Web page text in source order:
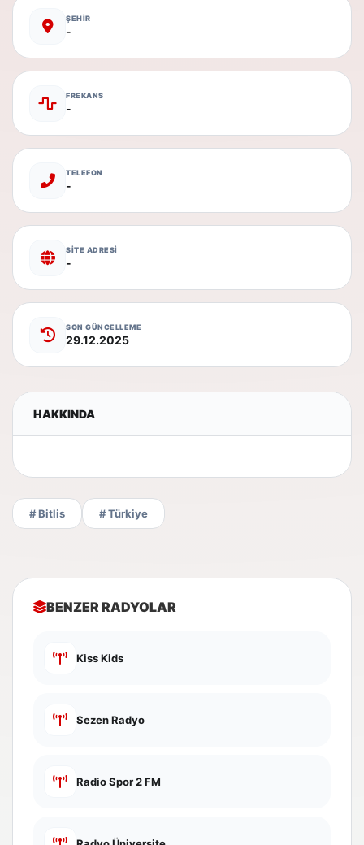
ŞEHİR
-
FREKANS
-
TELEFON
-
SİTE ADRESİ
-
SON GÜNCELLEME
29.12.2025
HAKKINDA
# Bitlis # Türkiye
BENZER RADYOLAR
Kiss Kids
Sezen Radyo
Radio Spor 2 FM